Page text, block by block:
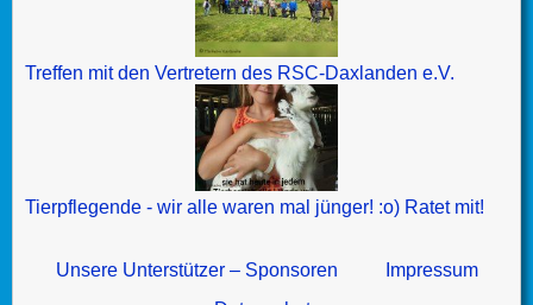
Treffen mit den Vertretern des RSC-Daxlanden e.V.
Tierpflegende - wir alle waren mal jünger! :o) Ratet mit!
Unsere Unterstützer – Sponsoren
Impressum